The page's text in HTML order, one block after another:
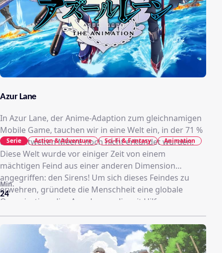
Azur Lane
In Azur Lane, der Anime-Adaption zum gleichnamigen
Mobile Game, tauchen wir in eine Welt ein, in der 71 %
der weltweiten Meere noch nicht erkundet wurden.
Diese Welt wurde vor einiger Zeit von einem
mächtigen Feind aus einer anderen Dimension
angegriffen: den Sirens! Um sich dieses Feindes zu
erwehren, gründete die Menschheit eine globale
Organisation, die »Azur Lane«, die mit Hilfe
sogenannter »Wisdom Cubes« Mädchen und junge
Frauen mit der Kraft mächtiger Kriegsschiffe erzeugen
konnte. Eingeteilt in vier Lager – Eagle Union, Royal
Navy, Iron Blood und Sakura Empire –, waren diese
24
Min.
Serie Action & Adventure Sci-Fi & Fantasy Animation